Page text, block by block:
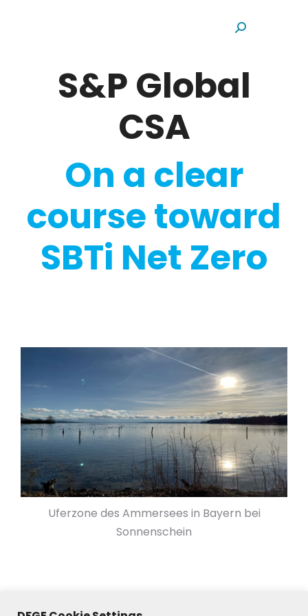
Search:
S&P Global
CSA
On a clear
course toward
SBTi Net Zero
Uferzone des Ammersees in Bayern bei
Sonnenschein